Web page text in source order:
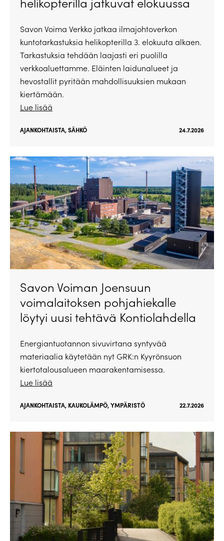
Savon Voima Verkko jatkaa ilmajohtoverkon
kuntotarkastuksia helikopterilla 3. elokuuta alkaen.
Tarkastuksia tehdään laajasti eri puolilla
verkkoaluettamme. Eläinten laidunalueet ja
hevostallit pyritään mahdollisuuksien mukaan
kiertämään.
Lue lisää
AJANKOHTAISTA,SÄHKÖ 24.7.2026
Savon Voiman Joensuun
voimalaitoksen pohjahiekalle
löytyi uusi tehtävä Kontiolahdella
Energiantuotannon sivuvirtana syntyvää
materiaalia käytetään nyt GRK:n Kyyrönsuon
kiertotalousalueen maarakentamisessa.
Lue lisää
AJANKOHTAISTA, KAUKOLÄMPÖ,YMPÄRISTÖ 22.7.2026